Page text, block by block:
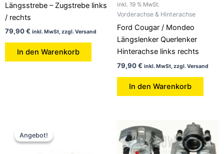
Längsstrebe – Zugstrebe links
/ rechts
79,90€ inkl. MwSt, zzgl. Versand
In den Warenkorb
inkl. 19 % MwSt.
Vorderachse & Hinterachse
Ford Cougar / Mondeo
Längslenker Querlenker
Hinterachse links rechts
79,90€ inkl. MwSt, zzgl. Versand
In den Warenkorb
Angebot!
Angebot!
Preis
war: